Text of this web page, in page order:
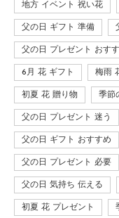
地方 イベント 祝い花
父の日 ギフト 準備
父の日 プレゼント おす
6月 花 ギフト 梅雨
初夏 花 贈り物 季節
父の日 プレゼント 迷う
父の日 ギフト おすすめ
父の日 プレゼント 必要
父の日 気持ち 伝える
初夏 花 プレゼント